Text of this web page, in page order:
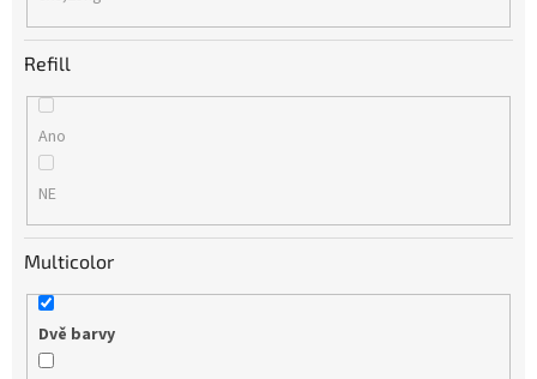
Refill
Ano
NE
Multicolor
Dvě barvy